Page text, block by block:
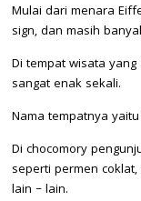
Mulai dari menara
sign, dan masih
Di tempat wisata
sangat enak sekali.
Nama tempatnya yaitu
Di chocomory
seperti permen
lain – lain.